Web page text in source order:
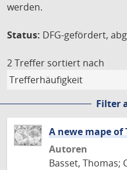
werden.
Status: DFG-gefördert,
2 Treffer sortiert nach
Filter
A newe mape of
Autoren
Basset, Thomas;